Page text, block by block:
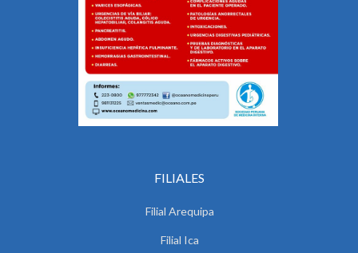
FILIALES
Filial Arequipa
Filial Ica